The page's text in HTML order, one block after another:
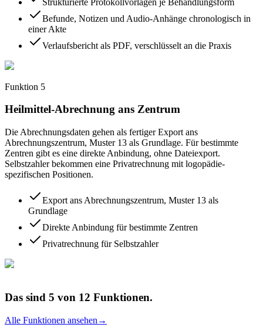
Befunde, Notizen und Audio-Anhänge chronologisch in
einer Akte
Verlaufsbericht als PDF, verschlüsselt an die Praxis
Funktion 5
Heilmittel-Abrechnung ans Zentrum
Die Abrechnungsdaten gehen als fertiger Export ans
Abrechnungszentrum, Muster 13 als Grundlage. Für bestimmte
Zentren gibt es eine direkte Anbindung, ohne Dateiexport.
Selbstzahler bekommen eine Privatrechnung mit logopädie-
spezifischen Positionen.
Export ans Abrechnungszentrum, Muster 13 als
Grundlage
Direkte Anbindung für bestimmte Zentren
Privatrechnung für Selbstzahler
Das sind 5 von 12 Funktionen.
Alle Funktionen ansehen →